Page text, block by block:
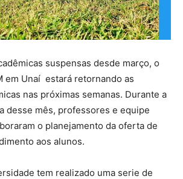
suspensas desde março, o
em Unaí estará retornando as
nas próximas semanas. Durante a
desse mês, professores e equipe
o planejamento da oferta de
aos alunos.
tem realizado uma serie de